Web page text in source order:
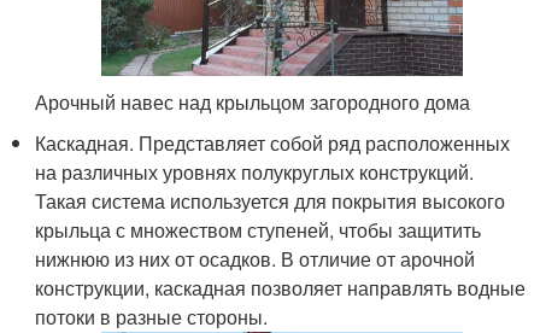
Арочный навес над крыльцом загородного дома
Каскадная. Представляет собой ряд расположенных
на различных уровнях полукруглых конструкций.
Такая система используется для покрытия высокого
крыльца с множеством ступеней, чтобы защитить
нижнюю из них от осадков. В отличие от арочной
конструкции, каскадная позволяет направлять водные
потоки в разные стороны.